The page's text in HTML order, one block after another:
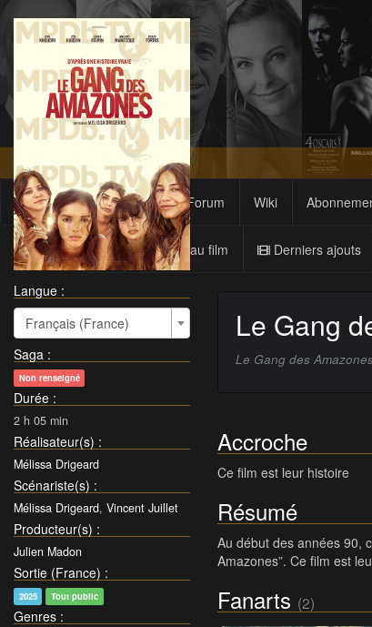
Films Sagas Forum Wiki
Nouveau film Derniers ajouts
Langue :
Français (France)
Saga :
Non renseigné
Durée :
2 h 05 min
Réalisateur(s) :
Mélissa Drigeard
Scénariste(s) :
Mélissa Drigeard, Vincent Juillet
Producteur(s) :
Julien Madon
Sortie (France) :
2025 Tout public
Genres :
Le Gang
Le Gang des
Accroche
Ce film est leur histoire
Résumé
Au début des années 90,
Amazones”. Ce film est
Fanarts (2)